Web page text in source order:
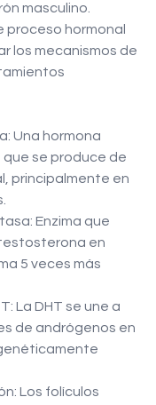
masculino.
proceso hormonal
los mecanismos de
Una hormona
se produce de
principalmente en
Enzima que
en
5 veces más
La DHT se une a
de andrógenos en
Los folículos